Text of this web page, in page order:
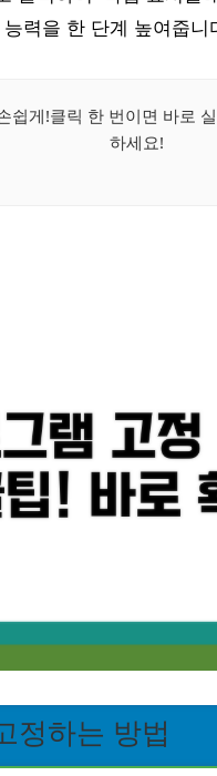
력을 한 단계 높여줍니
쉽게!클릭 한 번이면 바로
하세요!
정하는 방법